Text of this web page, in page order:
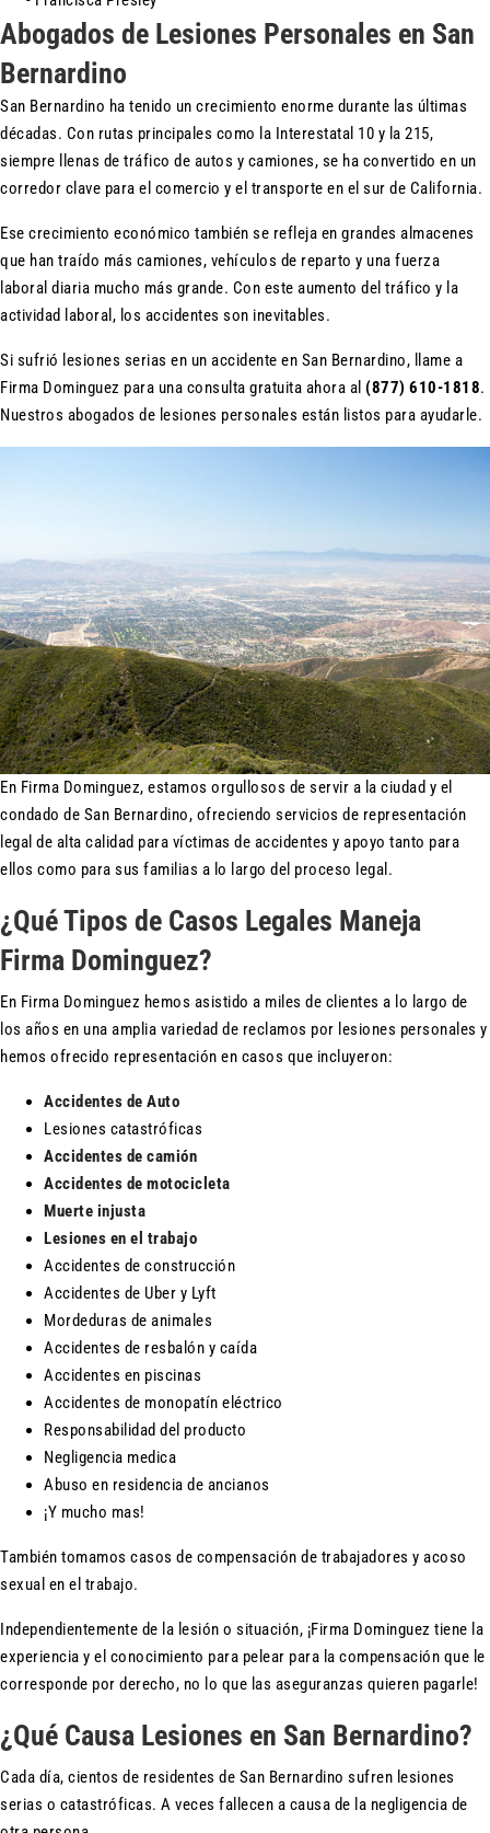
Abogados de Lesiones Personales en San
Bernardino
San Bernardino ha tenido un crecimiento enorme durante las últimas
décadas. Con rutas principales como la Interestatal 10 y la 215,
siempre llenas de tráfico de autos y camiones, se ha convertido en un
corredor clave para el comercio y el transporte en el sur de California.
Ese crecimiento económico también se refleja en grandes almacenes
que han traído más camiones, vehículos de reparto y una fuerza
laboral diaria mucho más grande. Con este aumento del tráfico y la
actividad laboral, los accidentes son inevitables.
Si sufrió lesiones serias en un accidente en San Bernardino, llame a
Firma Dominguez para una consulta gratuita ahora al (877) 610-1818.
Nuestros abogados de lesiones personales están listos para ayudarle.
En Firma Dominguez, estamos orgullosos de servir a la ciudad y el
condado de San Bernardino, ofreciendo servicios de representación
legal de alta calidad para víctimas de accidentes y apoyo tanto para
ellos como para sus familias a lo largo del proceso legal.
¿Qué Tipos de Casos Legales Maneja
Firma Dominguez?
En Firma Dominguez hemos asistido a miles de clientes a lo largo de
los años en una amplia variedad de reclamos por lesiones personales y
hemos ofrecido representación en casos que incluyeron:
Accidentes de Auto
Lesiones catastróficas
Accidentes de camión
Accidentes de motocicleta
Muerte injusta
Lesiones en el trabajo
Accidentes de construcción
Accidentes de Uber y Lyft
Mordeduras de animales
Accidentes de resbalón y caída
Accidentes en piscinas
Accidentes de monopatín eléctrico
Responsabilidad del producto
Negligencia medica
Abuso en residencia de ancianos
¡Y mucho mas!
También tomamos casos de compensación de trabajadores y acoso
sexual en el trabajo.
Independientemente de la lesión o situación, ¡Firma Dominguez tiene la
experiencia y el conocimiento para pelear para la compensación que le
corresponde por derecho, no lo que las aseguranzas quieren pagarle!
¿Qué Causa Lesiones en San Bernardino?
Cada día, cientos de residentes de San Bernardino sufren lesiones
serias o catastróficas. A veces fallecen a causa de la negligencia de